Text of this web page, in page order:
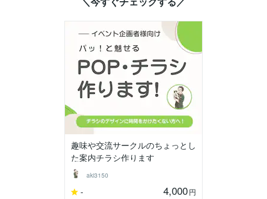
趣味や交流サークルのちょっとし
た案内チラシ作ります
aki3150
- 4,000円